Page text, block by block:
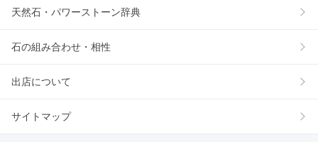
天然石・パワーストーン辞典
石の組み合わせ・相性
出店について
サイトマップ